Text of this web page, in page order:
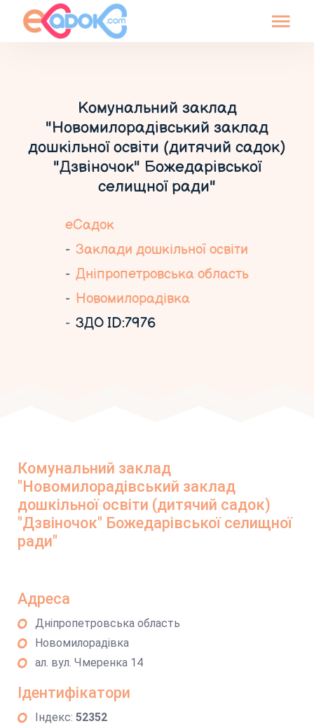
Комунальний заклад
"Новомилорадівський заклад
дошкільної освіти (дитячий садок)
"Дзвіночок" Божедарівської
селищної ради"
еСадок
Заклади дошкільної освіти
Дніпропетровська область
Новомилорадівка
ЗДО ID:7976
Комунальний заклад
"Новомилорадівський заклад
дошкільної освіти (дитячий садок)
"Дзвіночок" Божедарівської селищної
ради"
Адреса
Дніпропетровська область
Новомилорадівка
ал. вул. Чмеренка 14
Ідентифікатори
Індекс: 52352